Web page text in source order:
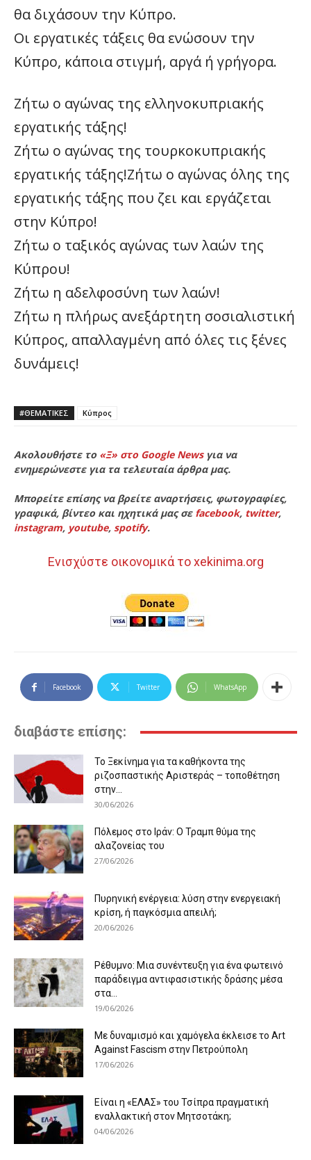
θα διχάσουν την Κύπρο.
Οι εργατικές τάξεις θα ενώσουν την
Κύπρο, κάποια στιγμή, αργά ή γρήγορα.
Ζήτω ο αγώνας της ελληνοκυπριακής
εργατικής τάξης!
Ζήτω ο αγώνας της τουρκοκυπριακής
εργατικής τάξης!Ζήτω ο αγώνας όλης της
εργατικής τάξης που ζει και εργάζεται
στην Κύπρο!
Ζήτω ο ταξικός αγώνας των λαών της
Κύπρου!
Ζήτω η αδελφοσύνη των λαών!
Ζήτω η πλήρως ανεξάρτητη σοσιαλιστική
Κύπρος, απαλλαγμένη από όλες τις ξένες
δυνάμεις!
#ΘΕΜΑΤΙΚΈΣ Κύπρος
Ακολουθήστε το «Ξ» στο Google Newsγια να
ενημερώνεστε για τα τελευταία άρθρα μας.
Μπορείτε επίσης να βρείτε αναρτήσεις, φωτογραφίες,
γραφικά, βίντεο και ηχητικά μας σε facebook, twitter,
instagram, youtube, spotify.
Ενισχύστε οικονομικά το xekinima.org
Facebook Twitter WhatsApp
διαβάστε επίσης:
Το Ξεκίνημα για τα καθήκοντα της
ριζοσπαστικής Αριστεράς – τοποθέτηση
στην...
30/06/2026
Πόλεμος στο Ιράν: Ο Τραμπ θύμα της
αλαζονείας του
27/06/2026
Πυρηνική ενέργεια: λύση στην ενεργειακή
κρίση, ή παγκόσμια απειλή;
20/06/2026
Ρέθυμνο: Μια συνέντευξη για ένα φωτεινό
παράδειγμα αντιφασιστικής δράσης μέσα
στα...
19/06/2026
Με δυναμισμό και χαμόγελα έκλεισε το Art
Against Fascism στην Πετρούπολη
17/06/2026
Είναι η «ΕΛΑΣ» του Τσίπρα πραγματική
εναλλακτική στον Μητσοτάκη;
04/06/2026